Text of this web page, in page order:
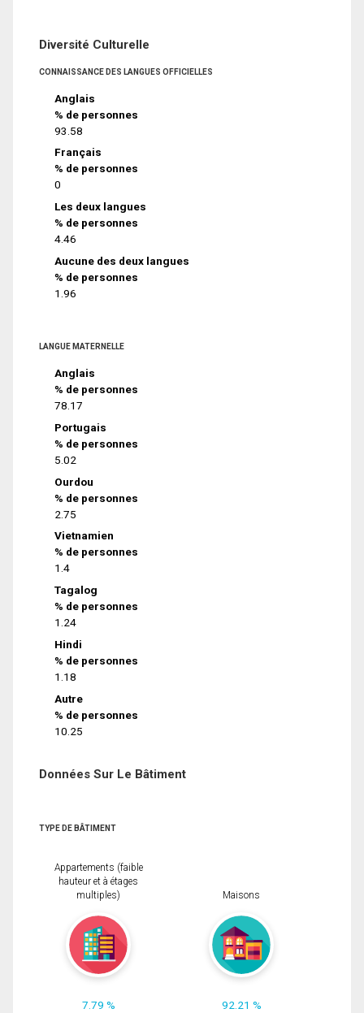
Diversité Culturelle
CONNAISSANCE DES LANGUES OFFICIELLES
Anglais
% de personnes
93.58
Français
% de personnes
0
Les deux langues
% de personnes
4.46
Aucune des deux langues
% de personnes
1.96
LANGUE MATERNELLE
Anglais
% de personnes
78.17
Portugais
% de personnes
5.02
Ourdou
% de personnes
2.75
Vietnamien
% de personnes
1.4
Tagalog
% de personnes
1.24
Hindi
% de personnes
1.18
Autre
% de personnes
10.25
Données Sur Le Bâtiment
TYPE DE BÂTIMENT
Appartements (faible
hauteur et à étages
multiples)
7.79 %
Maisons
92.21 %